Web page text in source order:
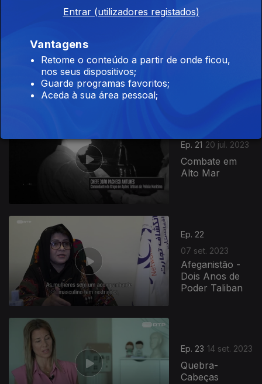
Manual de
Limpeza Para
Ep. 21 20 jul. 2023
Combate em
Alto Mar
Ep. 22
07 set. 2023
Afeganistão -
Dois Anos de
Poder Taliban
Ep. 23 14 set. 2023
Quebra-
Cabeças
716693
Entrar (utilizadores registados)
Vantagens
Retome o conteúdo a partir de onde ficou,
nos seus dispositivos;
Guarde programas favoritos;
Aceda à sua área pessoal;